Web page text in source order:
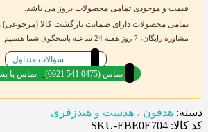
قیمت و موجودی تمامی محصولات بروز می باشد.
تمامی محصولات دارای ضمانت بازگشت کالا (مرجوعی)
مشاوره رایگان، 7 روز هفته 24 ساعته پاسخگوی شما هستیم
سوالات متداول
(0921 541 0475) تماس
تماس با
دسته: هدفون ، هدست و هندزفری
کد کالا: SKU-EBE0E704